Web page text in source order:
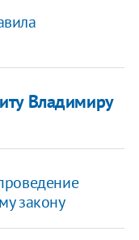
Владимиру
закону